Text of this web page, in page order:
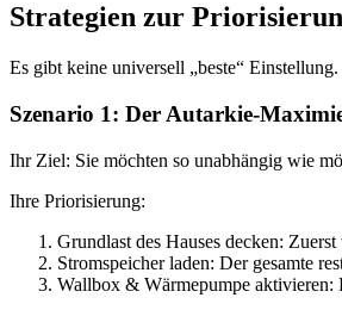
Strategien zur
Es gibt keine universell „beste“
Szenario 1: Der Autarkie-
Ihr Ziel: Sie möchten so unabhängig wie
Ihre Priorisierung:
Grundlast des Hauses decken:
Stromspeicher laden: Der gesamte
Wallbox & Wärmepumpe aktivieren: